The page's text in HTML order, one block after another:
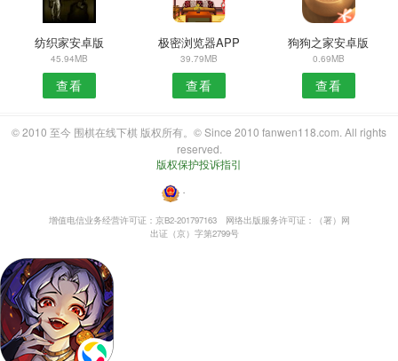
纺织家安卓版
45.94MB
查看
极密浏览器APP
39.79MB
查看
狗狗之家安卓版
0.69MB
查看
© 2010 至今 围棋在线下棋 版权所有。© Since 2010 fanwen118.com. All rights
reserved.
版权保护投诉指引
・
增值电信业务经营许可证：京B2-201797163
网络出版服务许可证：（署）网
出证（京）字第2799号